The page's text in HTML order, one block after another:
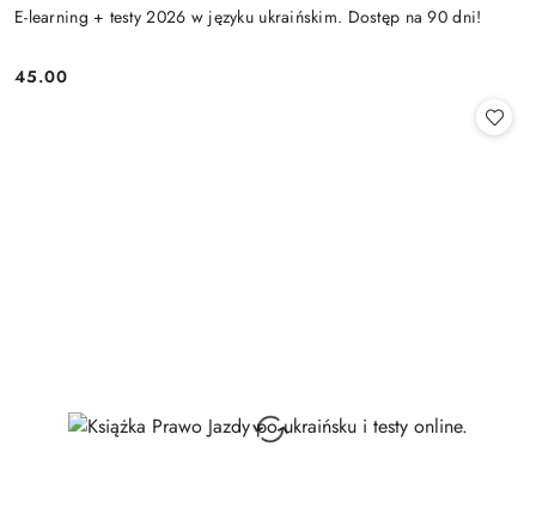
E-learning + testy 2026 w języku ukraińskim. Dostęp na 90 dni!
Cena:
45.00